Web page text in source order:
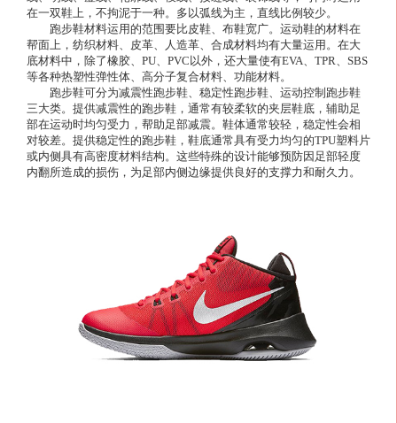
在一双鞋上，不拘泥于一种。多以弧线为主，直线比例较少。
跑步鞋材料运用的范围要比皮鞋、布鞋宽广。运动鞋的材料在
帮面上，纺织材料、皮革、人造革、合成材料均有大量运用。在大
底材料中，除了橡胶、PU、PVC以外，还大量使有EVA、TPR、SBS
等各种热塑性弹性体、高分子复合材料、功能材料。
跑步鞋可分为减震性跑步鞋、稳定性跑步鞋、运动控制跑步鞋
三大类。提供减震性的跑步鞋，通常有较柔软的夹层鞋底，辅助足
部在运动时均匀受力，帮助足部减震。鞋体通常较轻，稳定性会相
对较差。提供稳定性的跑步鞋，鞋底通常具有受力均匀的TPU塑料片
或内侧具有高密度材料结构。这些特殊的设计能够预防因足部轻度
内翻所造成的损伤，为足部内侧边缘提供良好的支撑力和耐久力。